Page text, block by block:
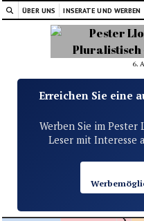
ÜBER UNS INSERATE UND WERBEN
6.
Erreichen Sie eine
Werben Sie im Pester
Leser mit Interesse